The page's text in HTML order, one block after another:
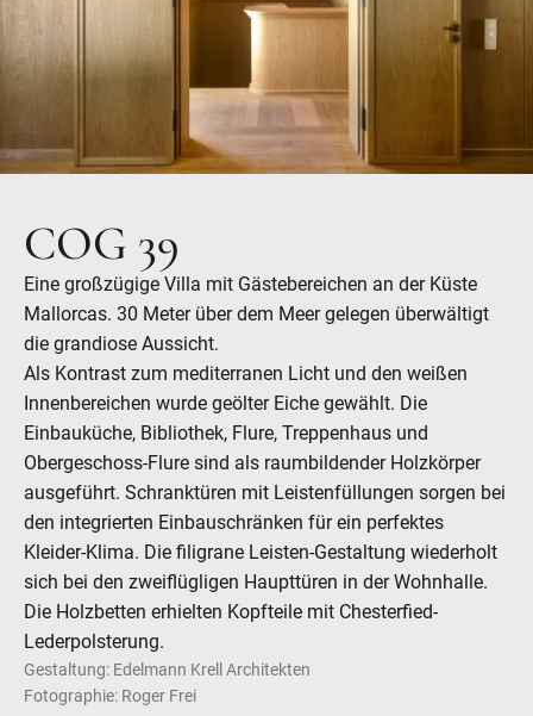
COG 39
Eine großzügige Villa mit Gästebereichen an der Küste
Mallorcas. 30 Meter über dem Meer gelegen überwältigt
die grandiose Aussicht.
Als Kontrast zum mediterranen Licht und den weißen
Innenbereichen wurde geölter Eiche gewählt. Die
Einbauküche, Bibliothek, Flure, Treppenhaus und
Obergeschoss-Flure sind als raumbildender Holzkörper
ausgeführt. Schranktüren mit Leistenfüllungen sorgen bei
den integrierten Einbauschränken für ein perfektes
Kleider-Klima. Die filigrane Leisten-Gestaltung wiederholt
sich bei den zweiflügligen Haupttüren in der Wohnhalle.
Die Holzbetten erhielten Kopfteile mit Chesterfied-
Lederpolsterung.
Gestaltung: Edelmann Krell Architekten
Fotographie: Roger Frei